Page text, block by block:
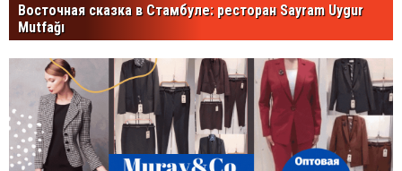
Восточная сказка в Стамбуле: ресторан Sayram Uygur
Mutfağı